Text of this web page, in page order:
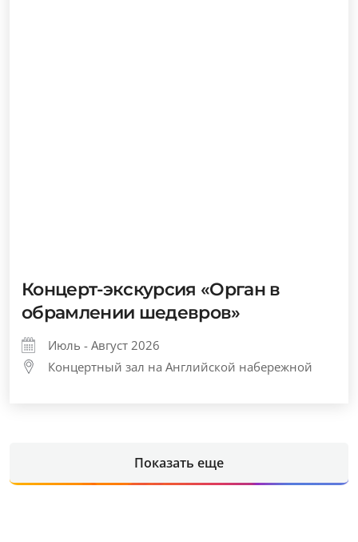
Концерт-экскурсия «Орган в
обрамлении шедевров»
Июль - Август 2026
Концертный зал на Английской набережной
Показать еще